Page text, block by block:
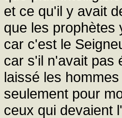
et ce qu'il y avait
que les prophètes
car c'est le
car s'il n'avait pas
laissé les
seulement pour
ceux qui devaient